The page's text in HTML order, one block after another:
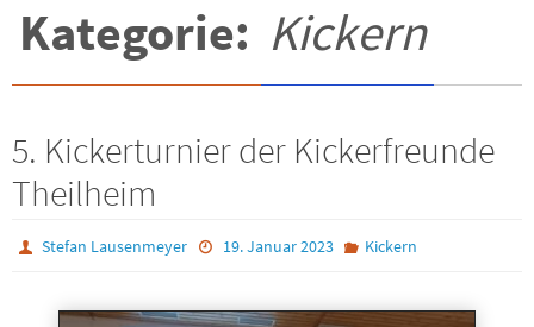
Kategorie: Kickern
5. Kickerturnier der Kickerfreunde
Theilheim
Stefan Lausenmeyer 19. Januar 2023 Kickern